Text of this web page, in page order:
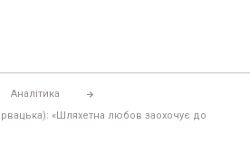
Аналітика
«Шляхетна любов заохочує до